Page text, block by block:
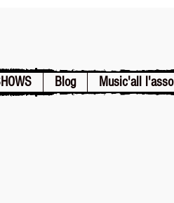
Blog Music'all l'asso